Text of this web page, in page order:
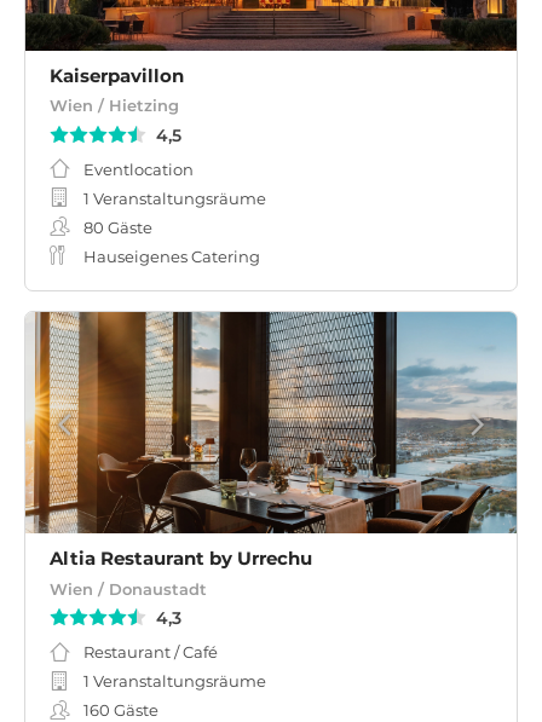
Kaiserpavillon
Wien / Hietzing
4,5
Eventlocation
1 Veranstaltungsräume
80 Gäste
Hauseigenes Catering
Altia Restaurant by Urrechu
Wien / Donaustadt
4,3
Restaurant / Café
1 Veranstaltungsräume
160 Gäste